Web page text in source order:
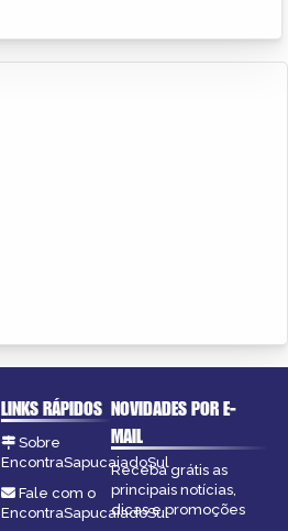
LINKS RÁPIDOS
Sobre
EncontraSapucaiadoSul
Fale com o
EncontraSapucaiadoSul
NOVIDADES POR E-
MAIL
Receba grátis as
principais notícias,
dicas e promoções